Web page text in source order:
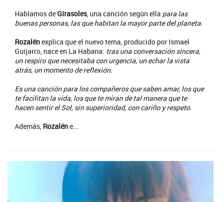
Hablamos deGirasoles, una canción según ella para las
buenas personas, las que habitan la mayor parte del planeta.
Rozalénexplica que el nuevo tema, producido por Ismael
Guijarro, nace en La Habana: tras una conversación sincera,
un respiro que necesitaba con urgencia, un echar la vista
atrás, un momento de reflexión.
Es una canción para los compañeros que saben amar, los que
te facilitan la vida, los que te miran de tal manera que te
hacen sentir el Sol, sin superioridad, con cariño y respeto.
Además, Rozaléne...